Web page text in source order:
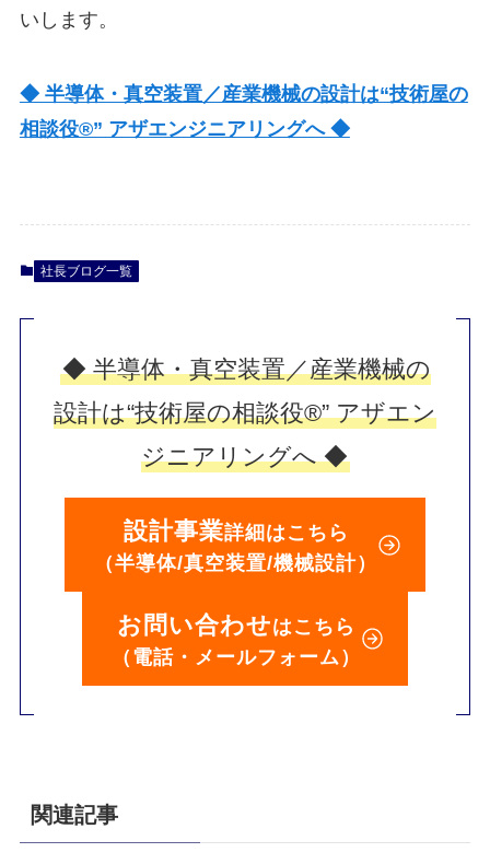
いします。
◆ 半導体・真空装置／産業機械の設計は“技術屋の
相談役®” アザエンジニアリングへ ◆
社長ブログ一覧
◆ 半導体・真空装置／産業機械の
設計は“技術屋の相談役®” アザエン
ジニアリングへ ◆
設計事業詳細はこちら
（半導体/真空装置/機械設計）
お問い合わせはこちら
（電話・メールフォーム）
関連記事